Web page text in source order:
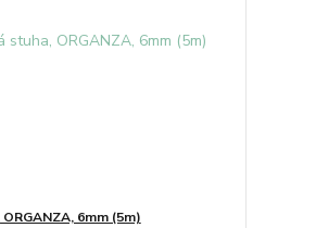
6mm (5m)